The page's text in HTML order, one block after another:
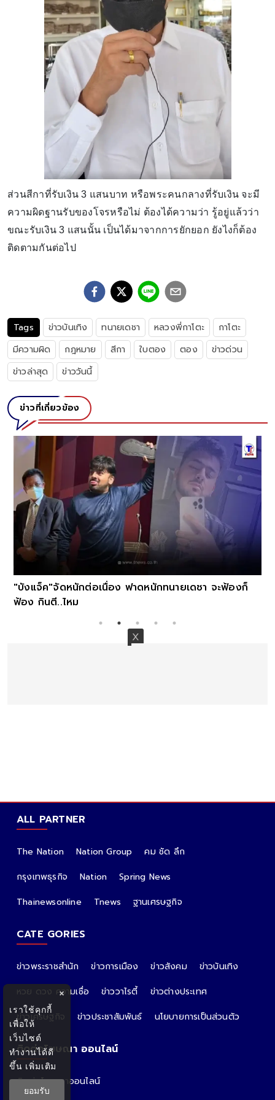
ส่วนสีกาที่รับเงิน 3 แสนบาท หรือพระคนกลางที่รับเงิน จะมี
ความผิดฐานรับของโจรหรือไม่ ต้องได้ความว่า รู้อยู่แล้วว่า
ขณะรับเงิน 3 แสนนั้น เป็นได้มาจากการยักยอก ยังไงก็ต้อง
ติดตามกันต่อไป
Tags ข่าวบันเทิง ทนายเดชา หลวงพี่กาโตะ
กาโตะ
มีความผิด
กฎหมาย สีกา ใบตอง ตอง
ข่าวด่วน
ข่าวล่าสุด
ข่าววันนี้
ข่าวที่เกี่ยวข้อง
"บังแจ็ค"จัดหนักต่อเนื่อง ฟาดหนักทนายเดชา จะฟ้องก็
ฟ้อง กินตี..ไหม
ALL PARTNER
The Nation Nation Group
คม ชัด ลึก
กรุงเทพธุรกิจ
Nation
Spring News
Thainewsonline
Tnews ฐานเศรษฐกิจ
CATE GORIES
ข่าวพระราชสำนัก ข่าวการเมือง ข่าวสังคม
ข่าวบันเทิง
หวย ดวง ความเชื่อ
ข่าววาไรตี้
ข่าวต่างประเทศ
ข่าวเศรษฐกิจ
ข่าวประชาสัมพันธ์ นโยบายการเป็นส่วนตัว
ติดต่อโฆษณา ออนไลน์
ติดต่อโฆษณาออนไลน์
คุณอ้อ
×
เราใช้คุกกี้
เพื่อให้
เว็บไซต์
ทำงานได้ดี
ขึ้น เพิ่มเติม
ยอมรับ